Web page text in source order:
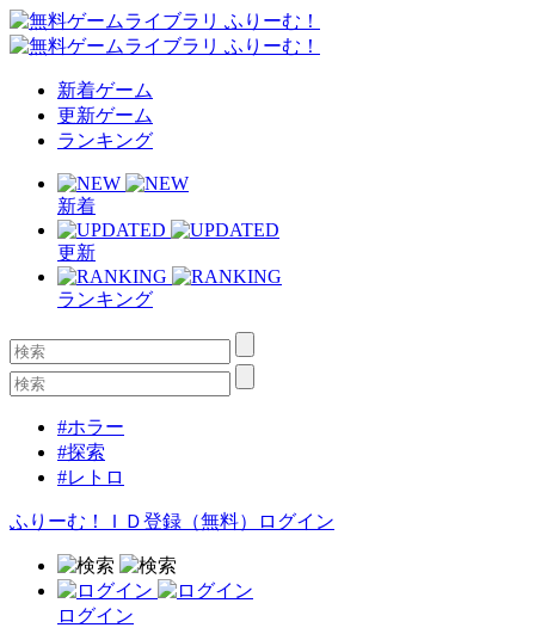
新着ゲーム
更新ゲーム
ランキング
新着
更新
ランキング
#ホラー
#探索
#レトロ
ふりーむ！ＩＤ登録（無料） ログイン
ログイン